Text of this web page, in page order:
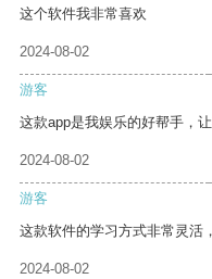
这个软件我非常喜欢
2024-08-02
游客
这款app是我娱乐的好帮手，
2024-08-02
游客
这款软件的学习方式非常灵活
2024-08-02